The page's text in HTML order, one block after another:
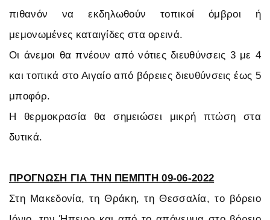
πιθανόν να εκδηλωθούν τοπικοί όμβροι ή
μεμονωμένες καταιγίδες στα ορεινά.
Οι άνεμοι θα πνέουν από νότιες διευθύνσεις 3 με 4
και τοπικά στο Αιγαίο από βόρειες διευθύνσεις έως 5
μποφόρ.
Η θερμοκρασία θα σημειώσει μικρή πτώση στα
δυτικά.
ΠΡΟΓΝΩΣΗ ΓΙΑ ΤΗΝ ΠΕΜΠΤΗ 09-06-2022
Στη Μακεδονία, τη Θράκη, τη Θεσσαλία, το βόρειο